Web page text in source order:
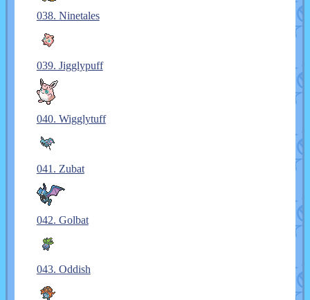
038. Ninetales
039. Jigglypuff
040. Wigglytuff
041. Zubat
042. Golbat
043. Oddish